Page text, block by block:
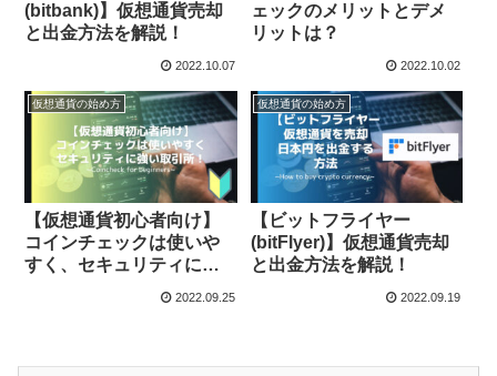
(bitbank)】仮想通貨売却
と出金方法を解説！
2022.10.07
ェックのメリットとデメ
リットは？
2022.10.02
仮想通貨の始め方
【仮想通貨初心者向け】
コインチェックは使いや
すく、セキュリティに強
2022.09.25
仮想通貨の始め方
【ビットフライヤー
(bitFlyer)】仮想通貨売却
と出金方法を解説！
2022.09.19